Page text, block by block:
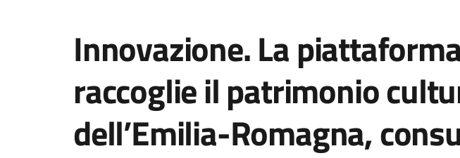
Innovazione. La
raccoglie il patrimonio
dell’Emilia-Romagna,